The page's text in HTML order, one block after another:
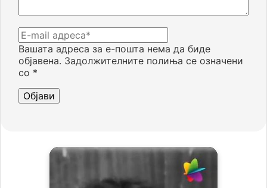
Вашата адреса за е-пошта нема да биде
објавена. Задолжителните полиња се означени
со *